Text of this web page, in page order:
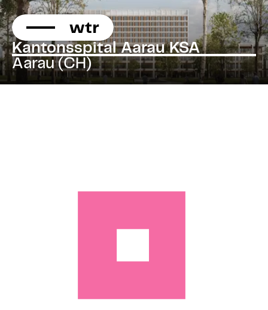
Direkt
zum
Inhalt
KONTAKT
Heilen
Heilen
Kantonsspital Aarau KSA
Aarau (CH)